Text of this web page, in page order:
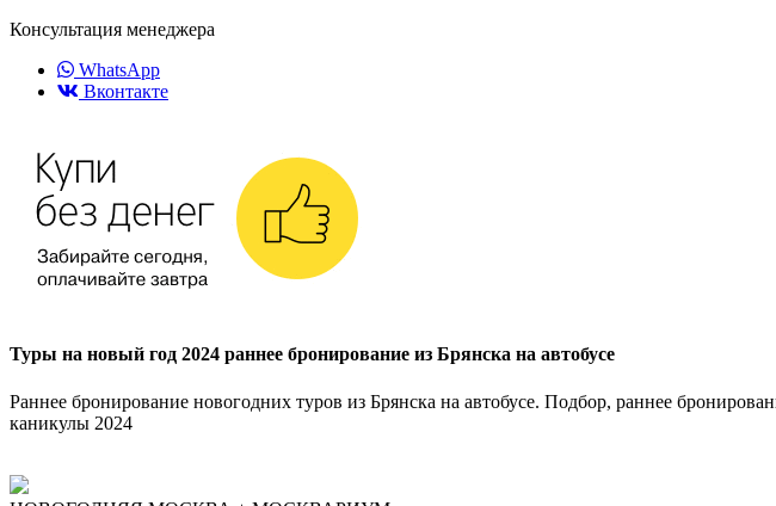
Консультация менеджера
WhatsApp
Вконтакте
Туры на новый год 2024 раннее бронирование из Брянска на автобусе
Раннее бронирование новогодних туров из Брянска на автобусе. Подбор, раннее
каникулы 2024